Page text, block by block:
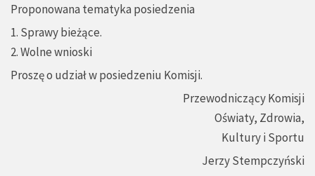
Proponowana tematyka posiedzenia
1. Sprawy bieżące.
2. Wolne wnioski
Proszę o udział w posiedzeniu Komisji.
Przewodniczący Komisji
Oświaty, Zdrowia,
Kultury i Sportu
Jerzy Stempczyński